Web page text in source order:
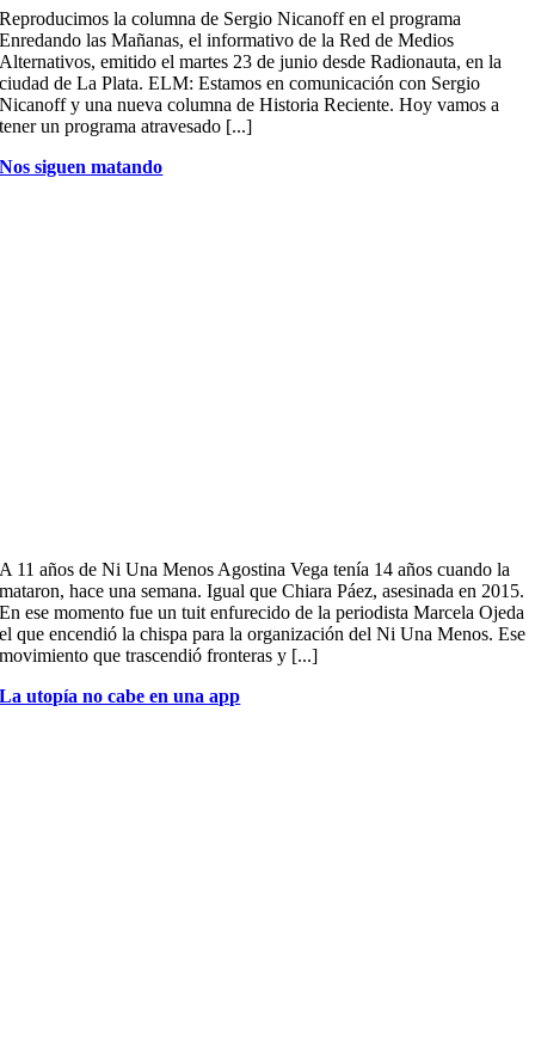
Reproducimos la columna de Sergio Nicanoff en el programa
Enredando las Mañanas, el informativo de la Red de Medios
Alternativos, emitido el martes 23 de junio desde Radionauta, en la
ciudad de La Plata. ELM: Estamos en comunicación con Sergio
Nicanoff y una nueva columna de Historia Reciente. Hoy vamos a
tener un programa atravesado [...]
Nos siguen matando
A 11 años de Ni Una Menos Agostina Vega tenía 14 años cuando la
mataron, hace una semana. Igual que Chiara Páez, asesinada en 2015.
En ese momento fue un tuit enfurecido de la periodista Marcela Ojeda
el que encendió la chispa para la organización del Ni Una Menos. Ese
movimiento que trascendió fronteras y [...]
La utopía no cabe en una app